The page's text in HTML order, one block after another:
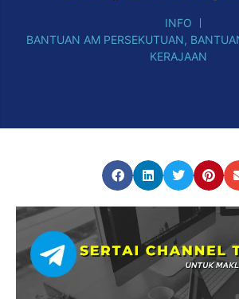
INFO
BANTUAN AM PERSEKUTUAN,
KERAJAAN